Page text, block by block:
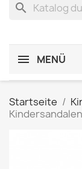
search
MENÜ
Startseite